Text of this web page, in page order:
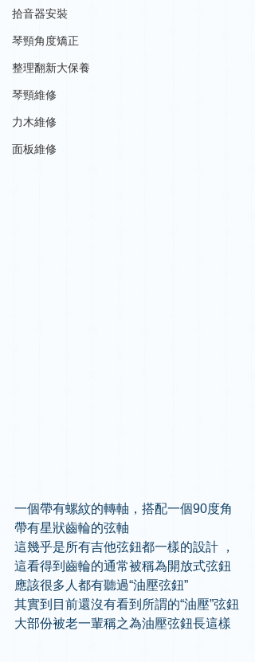
拾音器安裝
琴頸角度矯正
整理翻新大保養
琴頸維修
力木維修
面板維修
一個帶有螺紋的轉軸，搭配一個90度角
帶有星狀齒輪的弦軸
這幾乎是所有吉他弦鈕都一樣的設計 ，
這看得到齒輪的通常被稱為開放式弦鈕
應該很多人都有聽過“油壓弦鈕”
其實到目前還沒有看到所謂的“油壓”弦鈕
大部份被老一輩稱之為油壓弦鈕長這樣